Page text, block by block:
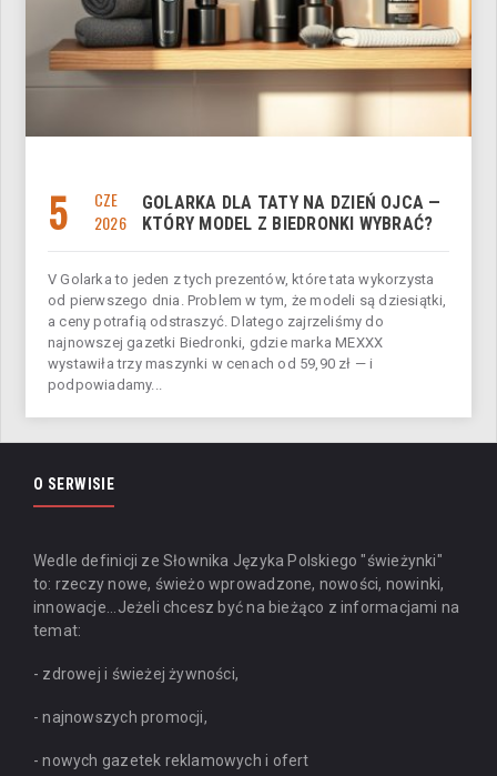
5
CZE
2026
GOLARKA DLA TATY NA DZIEŃ OJCA —
KTÓRY MODEL Z BIEDRONKI WYBRAĆ?
V Golarka to jeden z tych prezentów, które tata wykorzysta
od pierwszego dnia. Problem w tym, że modeli są dziesiątki,
a ceny potrafią odstraszyć. Dlatego zajrzeliśmy do
najnowszej gazetki Biedronki, gdzie marka MEXXX
wystawiła trzy maszynki w cenach od 59,90 zł — i
podpowiadamy...
O SERWISIE
Wedle definicji ze Słownika Języka Polskiego "świeżynki"
to: rzeczy nowe, świeżo wprowadzone, nowości, nowinki,
innowacje... Jeżeli chcesz być na bieżąco z informacjami na
temat:
- zdrowej i świeżej żywności,
- najnowszych promocji,
- nowych gazetek reklamowych i ofert